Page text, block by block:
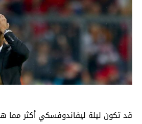
قد تكون ليلة ليفاندوفسكي أكثر مما هي